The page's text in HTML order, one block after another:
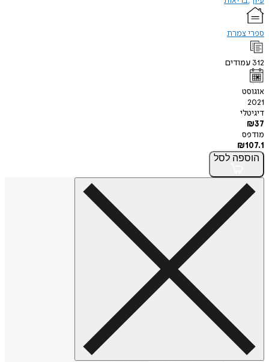
ספרי צמרת
312 עמודים
אוגוסט
2021
דיגיטלי
₪37
מודפס
₪107.1
הוספה לסל